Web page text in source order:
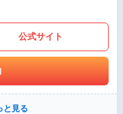
公式サイト
と見る